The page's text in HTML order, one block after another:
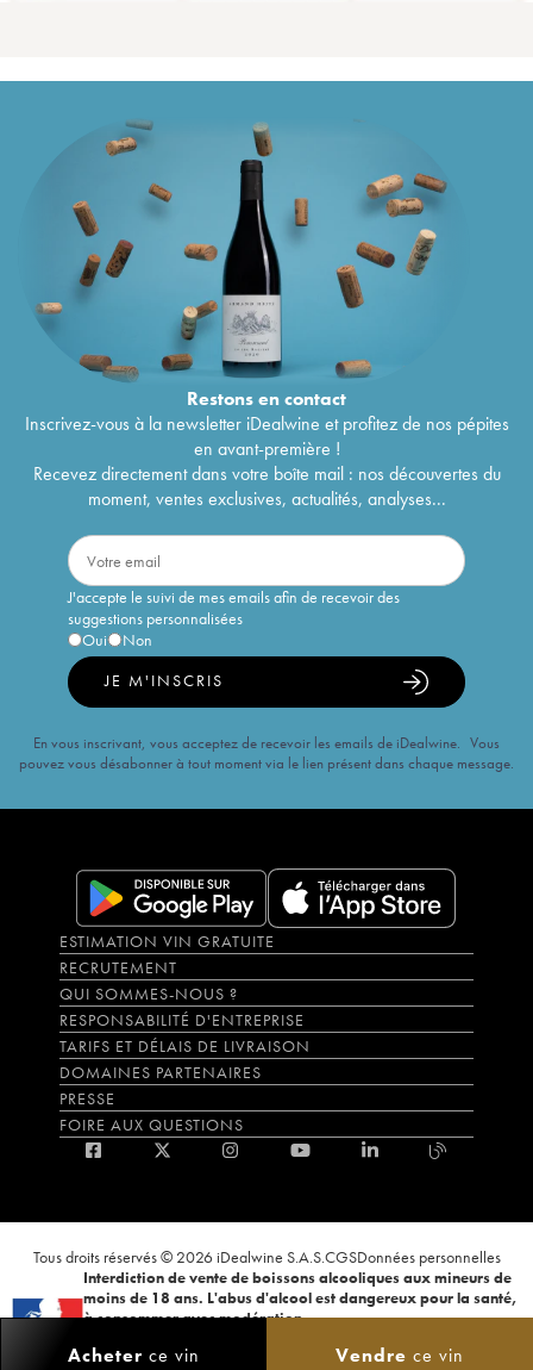
Acheter ce vin Vendre ce vin
Restons encontact
Inscrivez-vous à la newsletter iDealwine et profitez de nos pépites
en avant-première !
Recevez directement dans votre boîte mail : nos découvertes du
moment, ventes exclusives, actualités, analyses...
J'accepte le suivi de mes emails afin de recevoir des
suggestions personnalisées
Oui
Non
JE M'INSCRIS
En vous inscrivant, vous acceptez de recevoir les emails de iDealwine. Vous
pouvez vous désabonner à tout moment via le lien présent dans chaque message.
ESTIMATION VIN GRATUITE
RECRUTEMENT
QUI SOMMES-NOUS ?
RESPONSABILITÉ D'ENTREPRISE
TARIFS ET DÉLAIS DE LIVRAISON
DOMAINES PARTENAIRES
PRESSE
FOIRE AUX QUESTIONS
Tous droits réservés © 2026 iDealwine S.A.S.CGSDonnées personnelles
Interdiction de vente de boissons alcooliques aux mineurs de
moins de 18 ans. L'abus d'alcool est dangereux pour la santé,
à consommer avec modération.
ligne. CODE DE LA SANTÉ PUBLIQUE, ART.L.3342-1 et L.3353-3